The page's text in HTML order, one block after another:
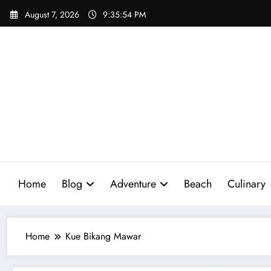
Skip
August 7, 2026 9:35:55 PM
Home Blog Adventure Beach Culinary
Home Kue Bikang Mawar